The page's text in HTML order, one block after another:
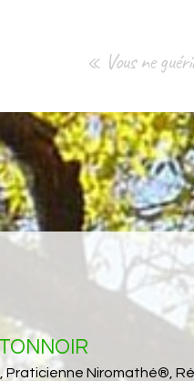
« Vous ne
Praticienne Niromathé®,